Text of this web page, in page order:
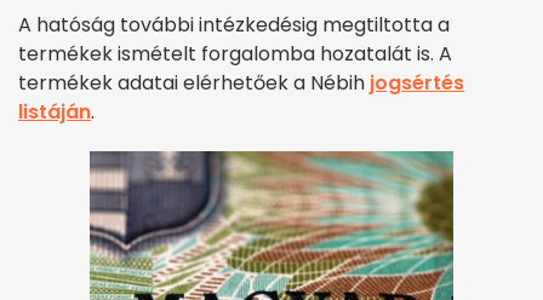
A hatóság további intézkedésig megtiltotta a
termékek ismételt forgalomba hozatalát is. A
termékek adatai elérhetőek a Nébih jogsértés
listáján.